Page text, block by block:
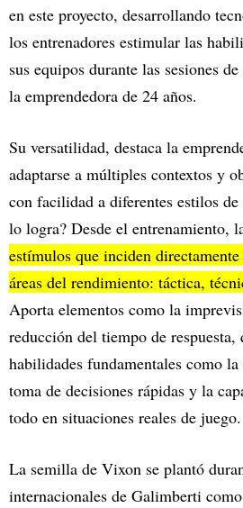
en este proyecto, desarrollando
los entrenadores estimular las
sus equipos durante las sesiones
la emprendedora de 24 años.
Su versatilidad, destaca la
adaptarse a múltiples contextos y
con facilidad a diferentes estilos
lo logra? Desde el entrenamiento,
estímulos que inciden
áreas del rendimiento: táctica,
Aporta elementos como la
reducción del tiempo de
habilidades fundamentales como
toma de decisiones rápidas y la
todo en situaciones reales de juego.
La semilla de Vixon se plantó
internacionales de Galimberti